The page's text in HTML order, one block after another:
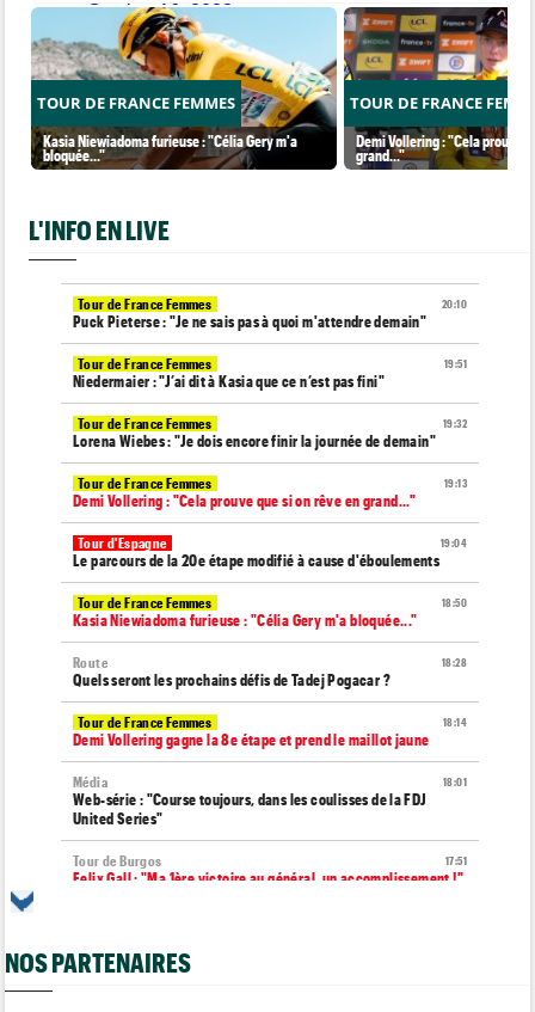
October 16, 2023
TOUR DE FRANCE FEMMES
Kasia Niewiadoma furieuse : "Célia Gery m'a
bloquée..."
TOUR DE FRANCE
Demi Vollering : "Cela prouve
grand..."
L'INFO EN LIVE
20:10
Tour de France Femmes
Puck Pieterse : "Je ne sais pas à quoi m'attendre demain"
19:51
Tour de France Femmes
Niedermaier : "J’ai dit à Kasia que ce n’est pas fini"
19:32
Tour de France Femmes
Lorena Wiebes : "Je dois encore finir la journée de demain"
19:13
Tour de France Femmes
Demi Vollering : "Cela prouve que si on rêve en grand..."
19:04
Tour d'Espagne
Le parcours de la 20e étape modifié à cause d'éboulements
18:50
Tour de France Femmes
Kasia Niewiadoma furieuse : "Célia Gery m'a bloquée..."
18:28
Route
Quels seront les prochains défis de Tadej Pogacar ?
18:14
Tour de France Femmes
Demi Vollering gagne la 8e étape et prend le maillot jaune
18:01
Média
Web-série : "Course toujours, dans les coulisses de la FDJ
United Series"
17:51
Tour de Burgos
Felix Gall : "Ma 1ère victoire au général, un accomplissement !"
propre..."
NOS PARTENAIRES